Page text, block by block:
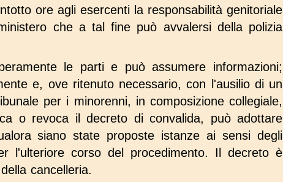
ore agli esercenti la responsabilità genitoriale
che a tal fine può avvalersi della polizia
le parti e può assumere informazioni;
e, ove ritenuto necessario, con l'ausilio di un
per i minorenni, in composizione collegiale,
o revoca il decreto di convalida, può adottare
siano state proposte istanze ai sensi degli
l'ulteriore corso del procedimento. Il decreto è
cancelleria.